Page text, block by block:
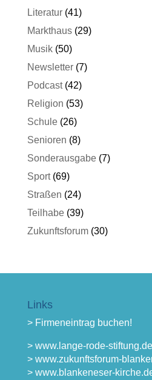
Literatur(41)
Markthaus(29)
Musik(50)
Newsletter(7)
Podcast(42)
Religion (53)
Schule(26)
Senioren (8)
Sonderausgabe(7)
Sport(69)
Straßen (24)
Teilhabe(39)
Zukunftsforum(30)
Links
> Firmeneintrag buchen!
> www.lange-rode-stiftung.de
> www.zukunftsforum-
> www.blankeneser-